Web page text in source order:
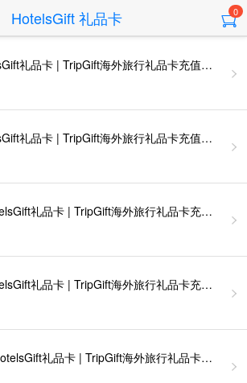
HotelsGift 礼品卡 0
中国HotelsGift礼品卡 | TripGift海外旅行礼品卡充值卡密
越南HotelsGift礼品卡 | TripGift海外旅行礼品卡充值卡密
新加坡HotelsGift礼品卡 | TripGift海外旅行礼品卡充值
葡萄牙HotelsGift礼品卡 | TripGift海外旅行礼品卡充值
马来西亚HotelsGift礼品卡 | TripGift海外旅行礼品卡